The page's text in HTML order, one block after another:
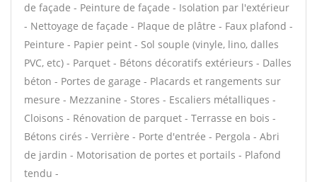
de façade - Peinture de façade - Isolation par l'extérieur
- Nettoyage de façade - Plaque de plâtre - Faux plafond -
Peinture - Papier peint - Sol souple (vinyle, lino, dalles
PVC, etc) - Parquet - Bétons décoratifs extérieurs - Dalles
béton - Portes de garage - Placards et rangements sur
mesure - Mezzanine - Stores - Escaliers métalliques -
Cloisons - Rénovation de parquet - Terrasse en bois -
Bétons cirés - Verrière - Porte d'entrée - Pergola - Abri
de jardin - Motorisation de portes et portails - Plafond
tendu -